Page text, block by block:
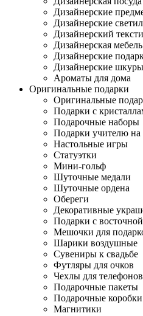
Дизайнерские
Дизайнерские
Дизайнерский
Дизайнерская мебель
Дизайнерские
Дизайнерские
Ароматы для дома
Оригинальные подарки
Оригинальные
Подарки с
Подарочные наборы
Подарки учителю
Настольные игры
Статуэтки
Мини-гольф
Шуточные медали
Шуточные ордена
Обереги
Декоративные
Подарки с
Мешочки для
Шарики воздушные
Сувениры к свадьбе
Футляры для очков
Чехлы для
Подарочные пакеты
Подарочные коробки
Магнитики